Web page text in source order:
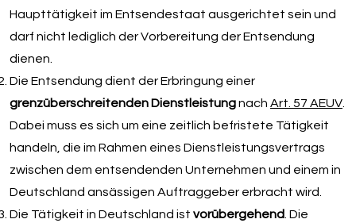
Haupttätigkeit im Entsendestaat ausgerichtet sein und
darf nicht lediglich der Vorbereitung der Entsendung
dienen.
Die Entsendung dient der Erbringung einer
grenzüberschreitenden Dienstleistungnach Art. 57 AEUV.
Dabei muss es sich um eine zeitlich befristete Tätigkeit
handeln, die im Rahmen eines Dienstleistungsvertrags
zwischen dem entsendenden Unternehmen und einem in
Deutschland ansässigen Auftraggeber erbracht wird.
Die Tätigkeit in Deutschland ist vorübergehend . Die